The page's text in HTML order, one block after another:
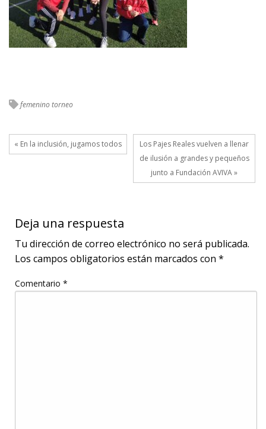
femenino torneo
« En la inclusión, jugamos todos
Los Pajes Reales vuelven a llenar
de ilusión a grandes y pequeños
junto a Fundación AVIVA »
Deja una respuesta
Tu dirección de correo electrónico no será publicada.
Los campos obligatorios están marcados con *
Comentario *